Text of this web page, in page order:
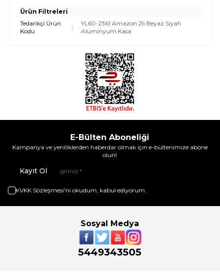
Ürün Filtreleri
Tedarikçi Ürün
Kodu
:
YL60-2361 Amazon 2li Beyaz Siyah
Alüminyum Kasa
E-Bülten Aboneliği
Kampanya ve yeniliklerden haberdar olmak için e-bültenimize abone
olun!
Kayıt Ol
KVKK Sözleşmesi'ni okudum, kabul ediyorum.
Sosyal Medya
5449343505